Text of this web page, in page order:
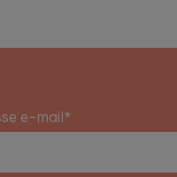
e-mail*